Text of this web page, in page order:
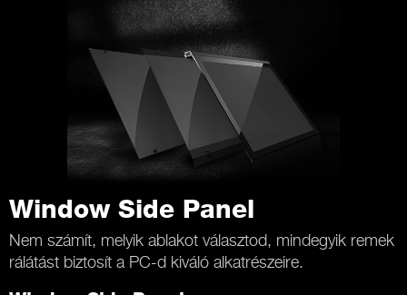
Window Side Panel
Nem számít, melyik ablakot választod, mindegyik remek
rálátást biztosít a PC-d kiváló alkatrészeire.